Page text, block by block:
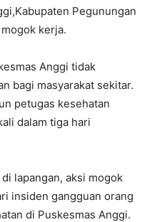
Pegunungan
kerja.
Anggi tidak
bagi masyarakat sekitar.
petugas kesehatan
dalam tiga hari
lapangan, aksi mogok
insiden gangguan orang
di Puskesmas Anggi.